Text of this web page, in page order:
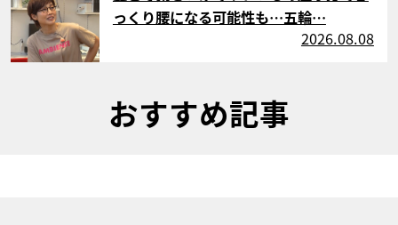
っくり腰になる可能性も…五輪…
2026.08.08
おすすめ記事